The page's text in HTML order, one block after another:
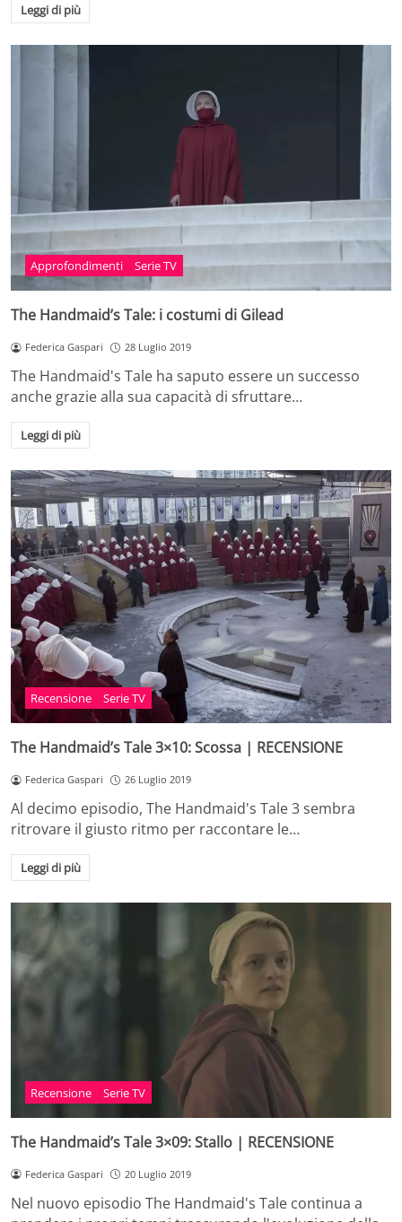
Leggi di più
Approfondimenti Serie TV
The Handmaid’s Tale: i costumi di Gilead
Federica Gaspari 28 Luglio 2019
The Handmaid's Tale ha saputo essere un successo
anche grazie alla sua capacità di sfruttare…
Leggi di più
Recensione Serie TV
The Handmaid’s Tale 3×10: Scossa | RECENSIONE
Federica Gaspari 26 Luglio 2019
Al decimo episodio, The Handmaid's Tale 3 sembra
ritrovare il giusto ritmo per raccontare le…
Leggi di più
Recensione Serie TV
The Handmaid’s Tale 3×09: Stallo | RECENSIONE
Federica Gaspari 20 Luglio 2019
Nel nuovo episodio The Handmaid's Tale continua a